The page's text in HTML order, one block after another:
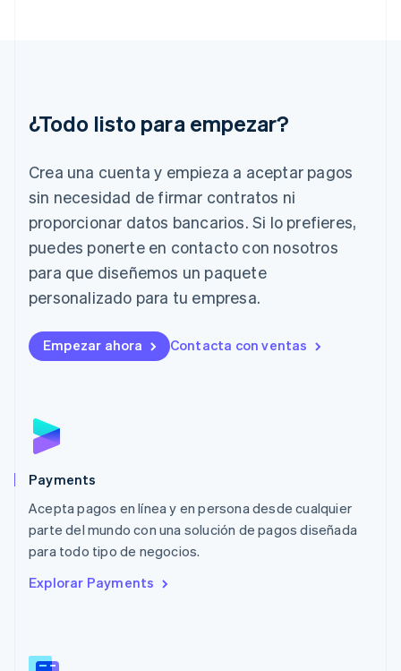
¿Todo listo para empezar?
Crea una cuenta y empieza a aceptar pagos
sin necesidad de firmar contratos ni
proporcionar datos bancarios. Si lo prefieres,
puedes ponerte en contacto con nosotros
para que diseñemos un paquete
personalizado para tu empresa.
Empezar ahora Contacta con ventas
Payments
Acepta pagos en línea y en persona desde cualquier
parte del mundo con una solución de pagos diseñada
para todo tipo de negocios.
Explorar Payments
Irlanda
Italia
English
Japón
日本語English
Letonia
Liechtenstein
DeutschEnglish
English
Luxemburgo
Malta
English
Español
English
Nueva Zelandia
English
NederlandsEnglish
Português